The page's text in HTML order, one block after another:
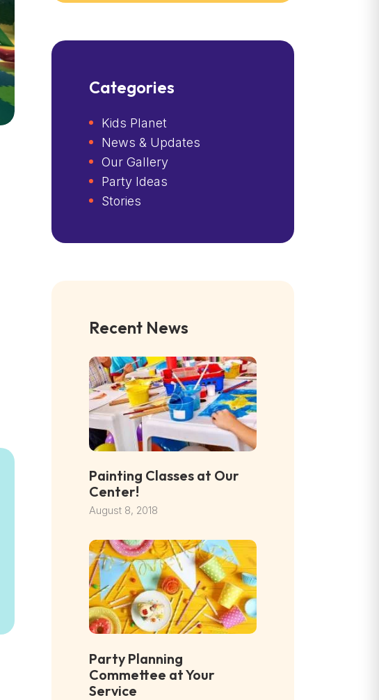
Categories
Kids Planet
News & Updates
Our Gallery
Party Ideas
Stories
Recent News
Painting Classes at Our
Center!
August 8, 2018
Party Planning
Commettee at Your
Service